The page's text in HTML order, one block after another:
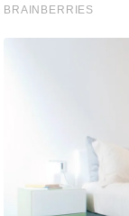
स्टा
इ
ब्यू